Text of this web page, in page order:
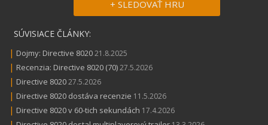
+ SLEDOVAŤ HRU
SÚVISIACE ČLÁNKY:
| Dojmy: Directive 802021.8.2025
| Recenzia: Directive 8020 (70)27.5.2026
| Directive 802027.5.2026
| Directive 8020 dostáva recenzie 11.5.2026
| Directive 8020 v 60-tich sekundách 17.4.2026